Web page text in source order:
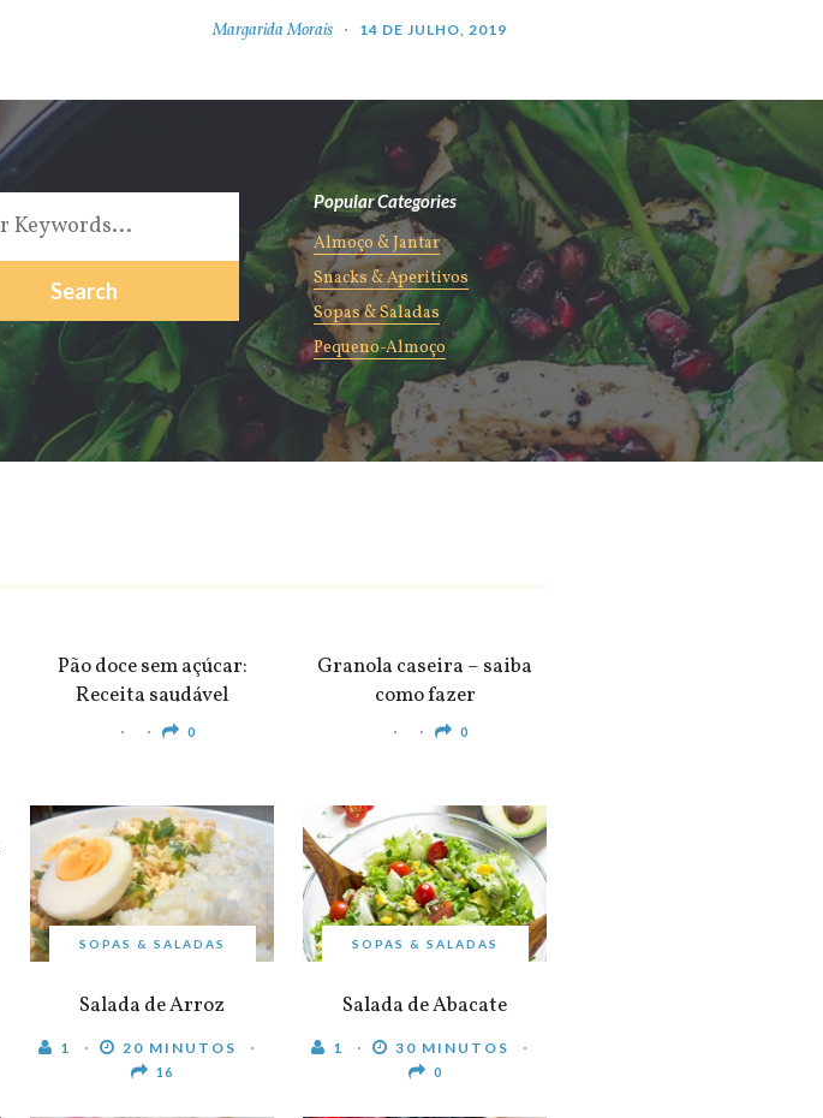
Margarida Morais 14 DE JULHO, 2019
Popular Categories
Almoço & Jantar
Snacks & Aperitivos
Sopas & Saladas
Pequeno-Almoço
Pão doce sem açúcar:
Receita saudável
0
Granola caseira – saiba
como fazer
0
SOPAS & SALADAS
Salada de Arroz
1 20 MINUTOS
16
SOPAS & SALADAS
Salada de Abacate
1 30 MINUTOS
0